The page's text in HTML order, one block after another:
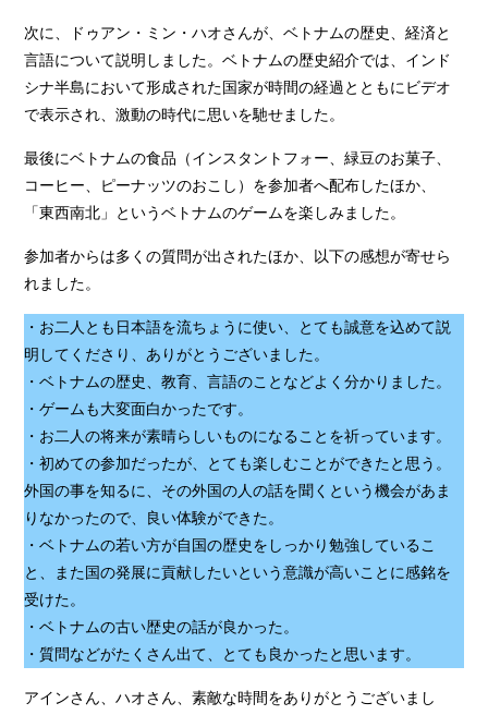
次に、ドゥアン・ミン・ハオさんが、ベトナムの歴史、経済と
言語について説明しました。ベトナムの歴史紹介では、インド
シナ半島において形成された国家が時間の経過とともにビデオ
で表示され、激動の時代に思いを馳せました。
最後にベトナムの食品（インスタントフォー、緑豆のお菓子、
コーヒー、ピーナッツのおこし）を参加者へ配布したほか、
「東西南北」というベトナムのゲームを楽しみました。
参加者からは多くの質問が出されたほか、以下の感想が寄せら
れました。
・お二人とも日本語を流ちょうに使い、とても誠意を込めて説
明してくださり、ありがとうございました。
・ベトナムの歴史、教育、言語のことなどよく分かりました。
・ゲームも大変面白かったです。
・お二人の将来が素晴らしいものになることを祈っています。
・初めての参加だったが、とても楽しむことができたと思う。
外国の事を知るに、その外国の人の話を聞くという機会があま
りなかったので、良い体験ができた。
・ベトナムの若い方が自国の歴史をしっかり勉強しているこ
と、また国の発展に貢献したいという意識が高いことに感銘を
受けた。
・ベトナムの古い歴史の話が良かった。
・質問などがたくさん出て、とても良かったと思います。
アインさん、ハオさん、素敵な時間をありがとうございまし